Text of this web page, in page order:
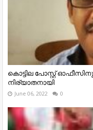
കൊട്ടില പോസ്റ്റ്
നിര്യാതനായി
June 06, 2022 0